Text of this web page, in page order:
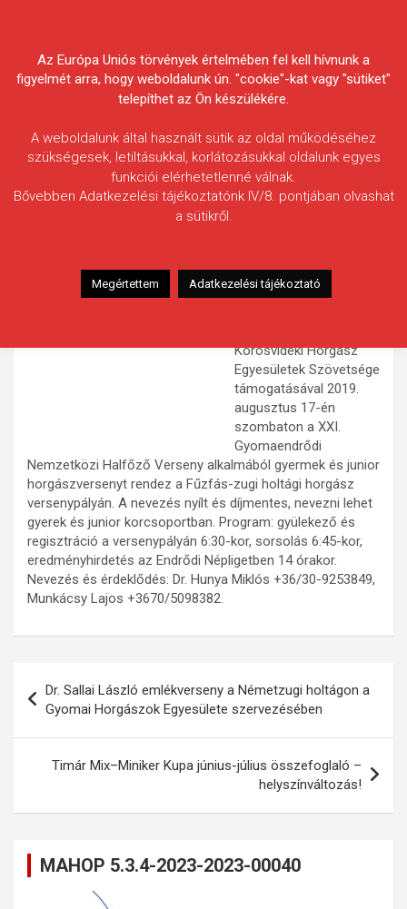
Egyesületek Szövetsége
HÍREK
Gyermekverseny a Fűzfás-zugi
2019.08.05. morneo.it
Körösvidéki Horgász
Egyesületek Szövetsége
támogatásával 2019.
augusztus 17-én
szombaton a XXI.
Gyomaendrődi
Nemzetközi Halfőző Verseny alkalmából gyermek és junior
horgászversenyt rendez a Fűzfás-zugi holtági horgász
versenypályán. A nevezés nyílt és díjmentes, nevezni lehet
gyerek és junior korcsoportban. Program: gyülekező és
regisztráció a versenypályán 6:30-kor, sorsolás 6:45-kor,
eredményhirdetés az Endrődi Népligetben 14 órakor.
Nevezés és érdeklődés: Dr. Hunya Miklós +36/30-9253849,
Munkácsy Lajos +3670/5098382.
navigáció
Dr. Sallai László emlékverseny a Németzugi holtágon a
Gyomai Horgászok Egyesülete szervezésében
Timár Mix–Miniker Kupa június-július összefoglaló –
helyszínváltozás!
MAHOP 5.3.4-2023-2023-00040
Az Európa Uniós törvények értelmében fel kell hívnunk a
figyelmét arra, hogy weboldalunk ún. "cookie"-kat vagy "sütiket"
telepíthet az Ön készülékére.
A weboldalunk által használt sütik az oldal működéséhez
szükségesek, letiltásukkal, korlátozásukkal oldalunk egyes
funkciói elérhetetlenné válnak.
Bővebben Adatkezelési tájékoztatónk IV/8. pontjában olvashat
a sütikről.
Megértettem Adatkezelési tájékoztató